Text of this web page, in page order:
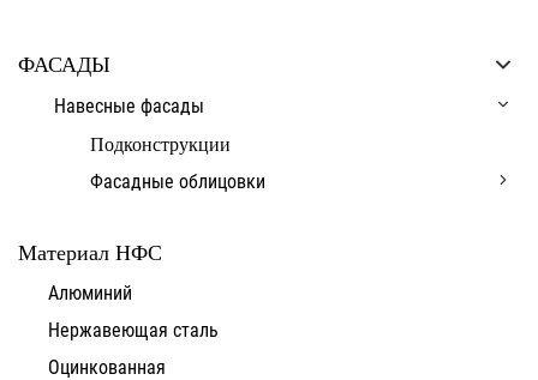
ФАСАДЫ
Навесные фасады
Подконструкции
Фасадные облицовки
Материал НФС
Алюминий
Нержавеющая сталь
Оцинкованная